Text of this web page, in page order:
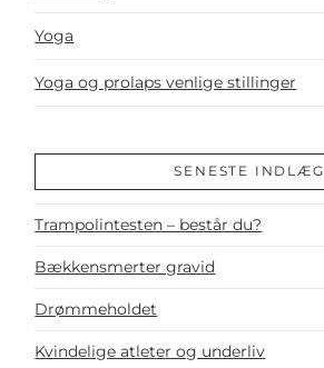
Yoga
Yoga og prolaps venlige stillinger
SENESTE INDLÆG
Trampolintesten – består du?
Bækkensmerter gravid
Drømmeholdet
Kvindelige atleter og underliv